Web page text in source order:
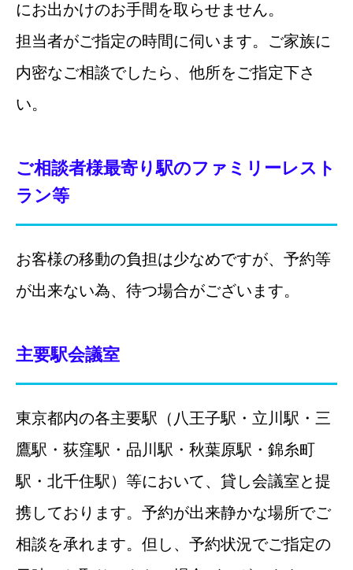
にお出かけのお手間を取らせません。
担当者がご指定の時間に伺います。ご家族に
内密なご相談でしたら、他所をご指定下さ
い。
ご相談者様最寄り駅のファミリーレスト
ラン等
お客様の移動の負担は少なめですが、予約等
が出来ない為、待つ場合がございます。
主要駅会議室
東京都内の各主要駅（八王子駅・立川駅・三
鷹駅・荻窪駅・品川駅・秋葉原駅・錦糸町
駅・北千住駅）等において、貸し会議室と提
携しております。予約が出来静かな場所でご
相談を承れます。但し、予約状況でご指定の